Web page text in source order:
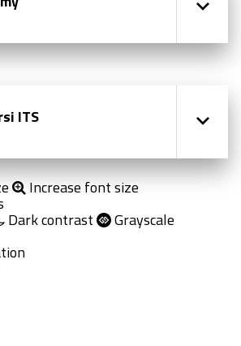
ITS
Increase font size
Dark contrast Grayscale